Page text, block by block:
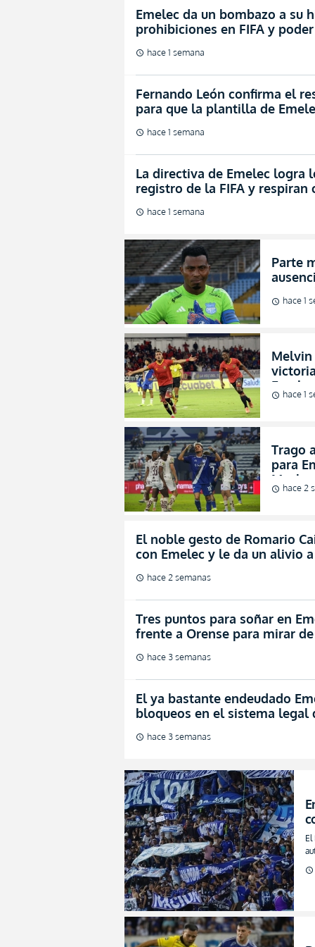
Emelec da un bombazo a su
prohibiciones en FIFA y
schedule hace 1 semana
Fernando León confirma el
para que la plantilla de
schedule hace 1 semana
La directiva de Emelec logra
registro de la FIFA y respiran
schedule hace 1 semana
Parte
por
schedule hace 1
Melvin
schedule hace 1
Trago
para
schedule hace 2
El noble gesto de Romario
con Emelec y le da un alivio
schedule hace 2 semanas
Tres puntos para soñar en
frente a Orense para mirar
schedule hace 3 semanas
El ya bastante endeudado
bloqueos en el sistema legal
schedule hace 3 semanas
El
schedule